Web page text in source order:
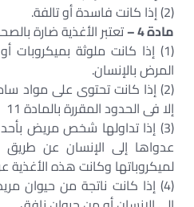
(2) إذا كانت فاسدة أو تالفة.
مادة 4 –
تعتبر الأغذية ضارة
(1) إذا كانت ملوثة
المرض بالإنسان.
(2) إذا كانت تحتوى على مواد
إلا فى الحدود المقررة بالمادة 11
(3) إذا تداولها شخص مريض
عدواها إلى الإنسان عن طريق
لميكروباتها وكانت هذه الأغذية
(4) إذا كانت ناتجة من حيوان